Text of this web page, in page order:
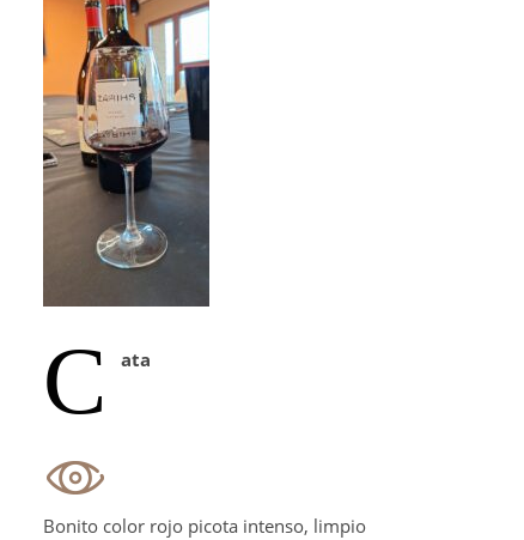
C ata
Bonito color rojo picota intenso, limpio